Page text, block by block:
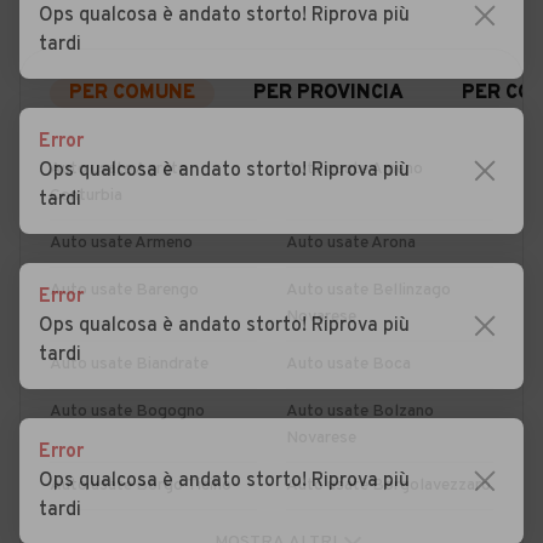
PER COMUNE PER PROVINCIA PER
Auto usate Agrate
Conturbia
Auto usate Ameno
Auto usate Armeno Auto usate Arona
Auto usate Barengo
Novarese
Auto usate Biandrate
Auto usate Bogogno
Auto usate Bolzano
Auto usate Borgo Ticino Auto usate Borgolavezzaro
Ops qualcosa è andato storto! Riprova più
tardi
Error
Ops qualcosa è andato storto! Riprova più
tardi
Error
Ops qualcosa è andato storto! Riprova più
tardi
Error
Ops qualcosa è andato storto! Riprova più
tardi